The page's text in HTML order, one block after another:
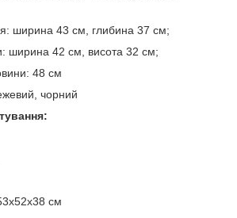
ширина 43 см, глибина 37 см;
ширина 42 см, висота 32 см;
48 см
чорний
см